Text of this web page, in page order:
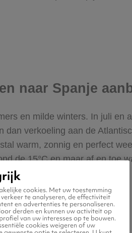
naar Spanje
en milde winters. In juli en
verkoeling aan de
warm, zonnig en perfect
de 15°C en maar af en toe
cookies. Met uw toestemming
te analyseren, de effectiviteit
en advertenties te personaliseren.
derden en kunnen uw activiteit op
van uw interesses op te bouwen.
cookies weigeren of uw